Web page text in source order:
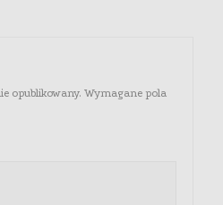
opublikowany. Wymagane pola